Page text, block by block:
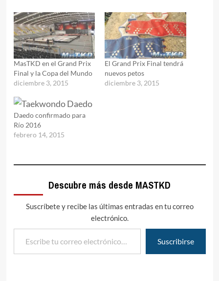
MasTKD en el Grand Prix
Final y la Copa del Mundo
diciembre 3, 2015
El Grand Prix Final tendrá
nuevos petos
diciembre 3, 2015
Daedo confirmado para
Río 2016
febrero 14, 2015
Descubre más desde MASTKD
Suscríbete y recibe las últimas entradas en tu correo
electrónico.
Escribe tu correo electrónico…
Suscribirse